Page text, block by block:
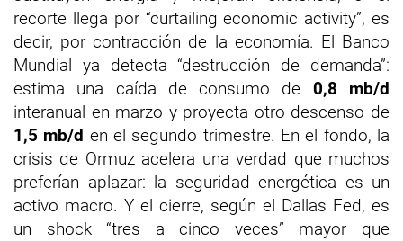
recorte llega por “curtailing economic activity”, es
decir, por contracción de la economía. El Banco
Mundial ya detecta “destrucción de demanda”:
estima una caída de consumo de 0,8 mb/d
interanual en marzo y proyecta otro descenso de
1,5 mb/d en el segundo trimestre. En el fondo, la
crisis de Ormuz acelera una verdad que muchos
preferían aplazar: la seguridad energética es un
activo macro. Y el cierre, según el Dallas Fed, es
un shock “tres a cinco veces” mayor que